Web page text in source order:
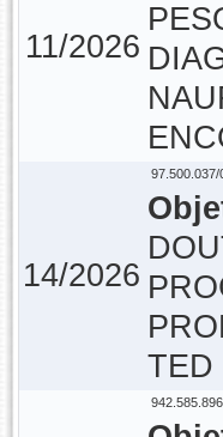
11/2026
14/2026
97.500.037/
TED